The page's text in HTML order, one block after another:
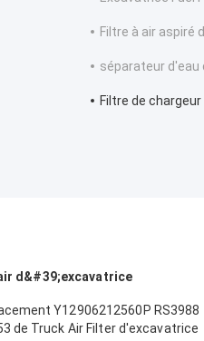
Filtre à air aspiré
séparateur d'eau
Filtre de chargeur
d&#39;excavatrice
Y12906212560P RS3988
de Truck Air Filter d'excavatrice